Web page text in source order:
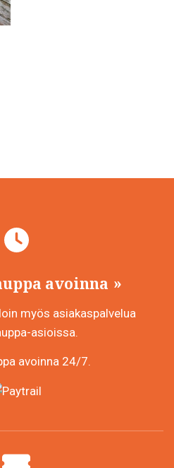
avoinna
myös asiakaspalvelua
asioissa.
avoinna 24/7.